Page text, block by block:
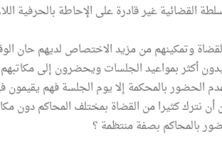
القضائية غير قادرة على الإحاطة بالحرفية
وتمكينهم من مزيد الاختصاص لديهم حان
أكثر بمواعيد الجلسات ويحضرون إلى مكاتبهم
الحضور بالمحكمة إلا يوم الجلسة فهم يقيمون
نترك كثيرا من القضاة بمختلف المحاكم دون
بالمحاكم بصفة منتظمة ؟